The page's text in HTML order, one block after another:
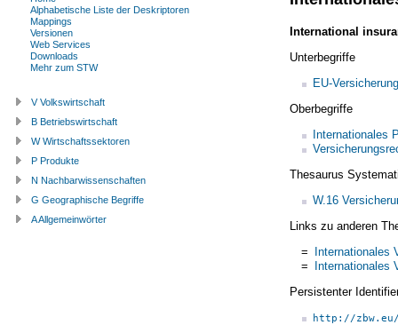
International
Unterbegriffe
EU-
Oberbegriffe
Internationales
Thesaurus
W.16
Links zu anderen
= Internationales
= Internationales
Persistenter
http://
Alphabetische Liste der Deskriptoren
Mappings
Versionen
Web Services
Downloads
Mehr zum STW
V Volkswirtschaft
B Betriebswirtschaft
W Wirtschaftssektoren
P Produkte
N Nachbarwissenschaften
G Geographische Begriffe
A Allgemeinwörter